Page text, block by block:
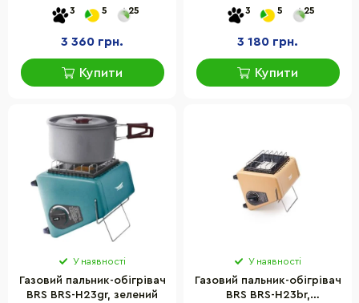
3 5 25
3 360 грн.
Купити
BRS BRS-32, 415х187х95 мм
3 5 25
3 180 грн.
Купити
У наявності
Газовий пальник-обігрівач
BRS BRS-H23gr, зелений
У наявності
Газовий пальник-обігрівач
BRS BRS-H23br,